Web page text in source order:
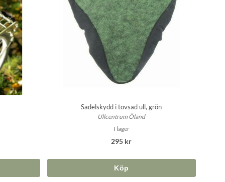
Sadelskydd i tovsad ull, grön
Ullcentrum Öland
I lager
295 kr
Köp